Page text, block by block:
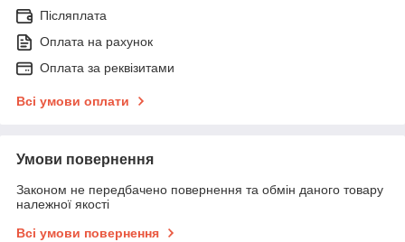
Післяплата
Оплата на рахунок
Оплата за реквізитами
Всі умови оплати
Умови повернення
Законом не передбачено повернення та обмін даного товару
належної якості
Всі умови повернення